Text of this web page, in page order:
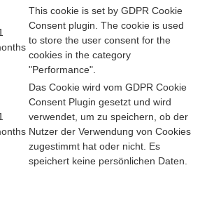
This cookie is set by GDPR Cookie
Consent plugin. The cookie is used
to store the user consent for the
cookies in the category
"Performance".
Das Cookie wird vom GDPR Cookie
Consent Plugin gesetzt und wird
verwendet, um zu speichern, ob der
Nutzer der Verwendung von Cookies
zugestimmt hat oder nicht. Es
speichert keine persönlichen Daten.